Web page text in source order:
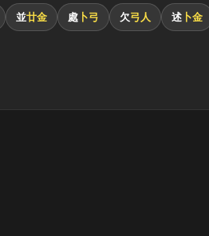
並廿金 處 卜弓 欠弓人 述 卜金